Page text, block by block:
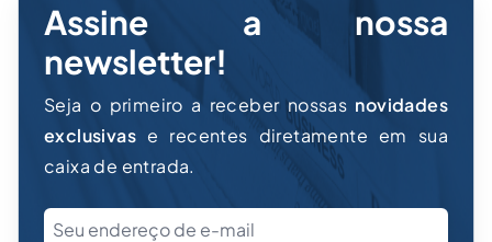
Assine a nossa
newsletter!
Seja o primeiro a receber nossas novidades
exclusivas e recentes diretamente em sua
caixa de entrada.